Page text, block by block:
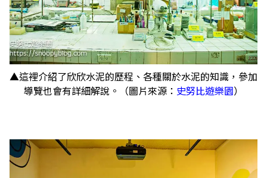
▲這裡介紹了欣欣水泥的歷程、各種關於水泥的知識，參加
導覽也會有詳細解說。（圖片來源： 史努比遊樂園）